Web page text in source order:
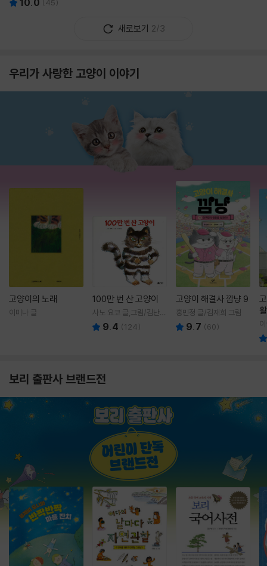
10.0 (45)
새로보기 2/3
우리가 사랑한 고양이 이야기
고양이의 노래
이미나 글
100만 번 산 고양이
사노 요코 글,그림/김난주
역 9.4 (124)
고양이 해결사 깜냥 9
홍민정 글/김재희 그림
9.7 (60)
보리 출판사 브랜드전